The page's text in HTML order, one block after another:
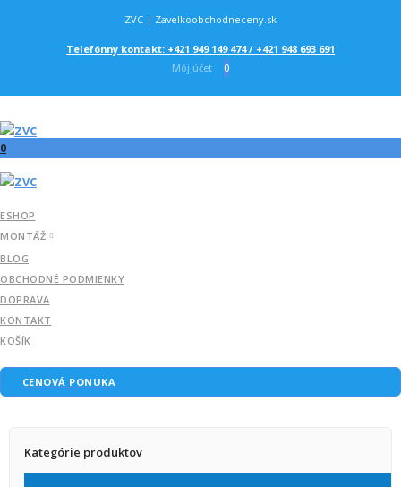
ZVC | Zavelkoobchodneceny.sk
Telefónny kontakt: +421 949 149 474 / +421 948 693 691
Môj účet
0
0
ESHOP
MONTÁŽ
BLOG
OBCHODNÉ PODMIENKY
DOPRAVA
KONTAKT
KOŠÍK
CENOVÁ PONUKA
Kategórie produktov